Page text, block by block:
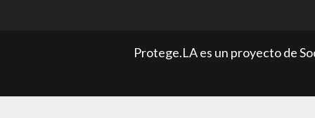
Protege.LA es un proyecto de